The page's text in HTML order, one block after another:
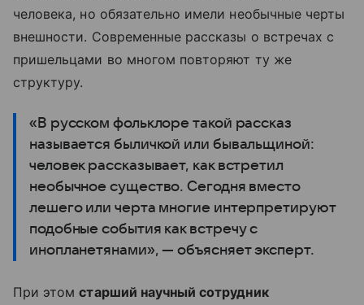
человека, но обязательно имели необычные черты
внешности. Современные рассказы о встречах с
пришельцами во многом повторяют ту же
структуру.
«В русском фольклоре такой рассказ
называется быличкой или бывальщиной:
человек рассказывает, как встретил
необычное существо. Сегодня вместо
лешего или черта многие интерпретируют
подобные события как встречу с
инопланетянами», — объясняет эксперт.
При этомстарший научный сотрудник